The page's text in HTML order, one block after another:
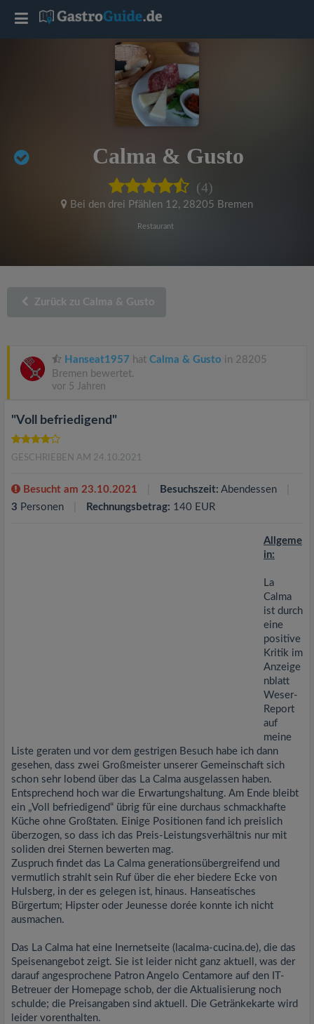
Calma & Gusto
(4)
Bei den drei Pfählen 12, 28205 Bremen
Restaurant
Zurück zu Calma & Gusto
Hanseat1957 hat Calma & Gusto in 28205
Bremen bewertet.
vor 5 Jahren
"Voll befriedigend"
GESCHRIEBEN AM 24.10.2021
Besucht am 23.10.2021 Besuchszeit: Abendessen
3 Personen Rechnungsbetrag: 140 EUR
Allgeme
in:
La
Calma
ist durch
eine
positive
Kritik im
Anzeige
nblatt
Weser-
Report
auf
meine
Liste geraten und vor dem gestrigen Besuch habe ich dann
gesehen, dass zwei Großmeister unserer Gemeinschaft sich
schon sehr lobend über das La Calma ausgelassen haben.
Entsprechend hoch war die Erwartungshaltung. Am Ende bleibt
ein „Voll befriedigend“ übrig für eine durchaus schmackhafte
Küche ohne Großtaten. Einige Positionen fand ich preislich
überzogen, so dass ich das Preis-Leistungsverhältnis nur mit
soliden drei Sternen bewerten mag.
Zuspruch findet das La Calma generationsübergreifend und
vermutlich strahlt sein Ruf über die eher biedere Ecke von
Hulsberg, in der es gelegen ist, hinaus. Hanseatisches
Bürgertum; Hipster oder Jeunesse dorée konnte ich nicht
ausmachen.
Das La Calma hat eine Inernetseite (lacalma-cucina.de), die das
Speisenangebot zeigt. Sie ist leider nicht ganz aktuell, was der
darauf angesprochene Patron Angelo Centamore auf den IT-
Betreuer der Homepage schob, der die Aktualisierung noch
schulde; die Preisangaben sind aktuell. Die Getränkekarte wird
leider vorenthalten.
T
a
t